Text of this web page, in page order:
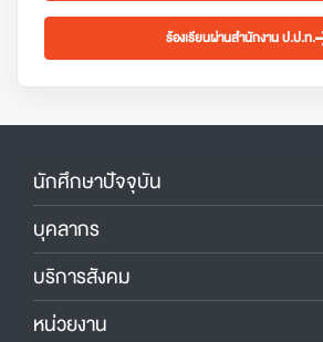
ร้องเรียนผ่านสำนักงาน ป.ป.ท.
นักศึกษาปัจจุบัน
บุคลากร
บริการสังคม
หน่วยงาน